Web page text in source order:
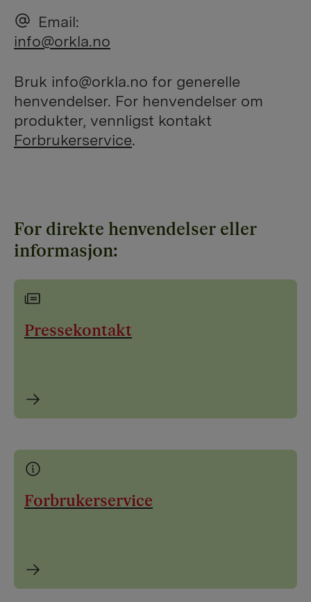
Email:
info@orkla.no
Bruk info@orkla.no for generelle
henvendelser. For henvendelser om
produkter, vennligst kontakt
Forbrukerservice.
For direkte henvendelser eller
informasjon:
Pressekontakt
Forbrukerservice